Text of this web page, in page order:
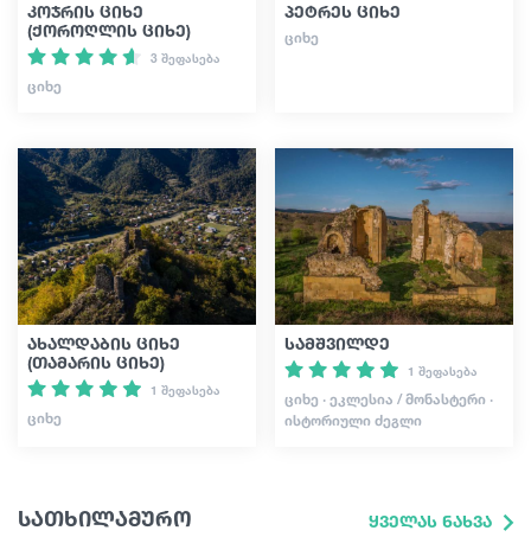
კოჯრის ციხე
(ქოროღლის ციხე)
3 შეფასება
ᲪᲘᲮᲔ
პეტრეს ციხე
ᲪᲘᲮᲔ
ახალდაბის ციხე
(თამარის ციხე)
1 შეფასება
ᲪᲘᲮᲔ
სამშვილდე
1 შეფასება
ᲪᲘᲮᲔ · ᲔᲙᲚᲔᲡᲘᲐ / ᲛᲝᲜᲐᲡᲢᲔᲠᲘ ·
ᲘᲡᲢᲝᲠᲘᲣᲚᲘ ᲫᲔᲒᲚᲘ
სათხილამურო
ყველას ნახვა